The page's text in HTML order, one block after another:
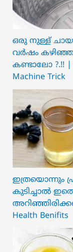
ഒരു നുള്ള്
വർഷം
കണ്ടാലോ ?.!! |
Machine Trick
ഇത്രയൊന്നും
കുടിച്ചാൽ
Health Benifits